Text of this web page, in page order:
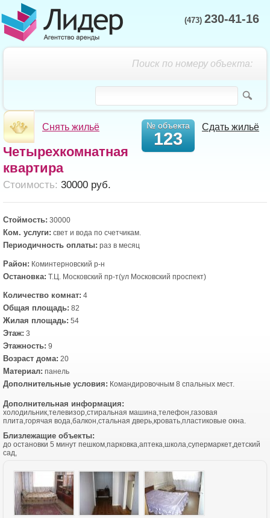
(473) 230-41-16
Поиск по номеру объекта:
Снять жильё Сдать жильё
№ объекта
123
Четырехкомнатная
квартира
Cтоимость: 30000 руб.
Стоймость: 30000
Ком. услуги: свет и вода по счетчикам.
Периодичность оплаты: раз в месяц
Район: Коминтерновский р-н
Остановка: Т.Ц. Московский пр-т(ул Московский проспект)
Количество комнат: 4
Общая площадь: 82
Жилая площадь: 54
Этаж: 3
Этажность: 9
Возраст дома: 20
Материал: панель
Дополнительные условия: Командировочным 8 спальных мест.
Дополнительная информация:
холодильник,телевизор,стиральная машина,телефон,газовая
плита,горячая вода,балкон,стальная дверь,кровать,пластиковые окна.
Близлежащие объекты:
до остановки 5 минут пешком,парковка,аптека,школа,супермаркет,детский
сад,